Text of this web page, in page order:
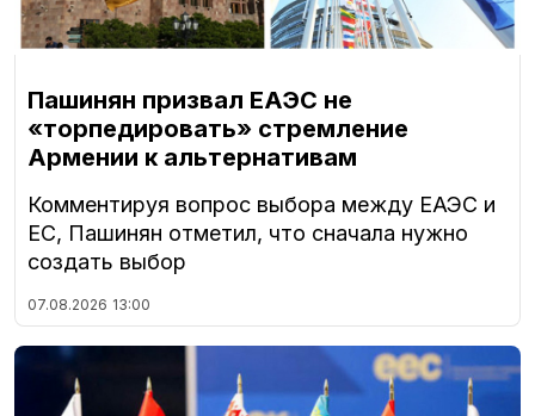
Пашинян призвал ЕАЭС не
«торпедировать» стремление
Армении к альтернативам
Комментируя вопрос выбора между ЕАЭС и
ЕС, Пашинян отметил, что сначала нужно
создать выбор
07.08.2026 13:00